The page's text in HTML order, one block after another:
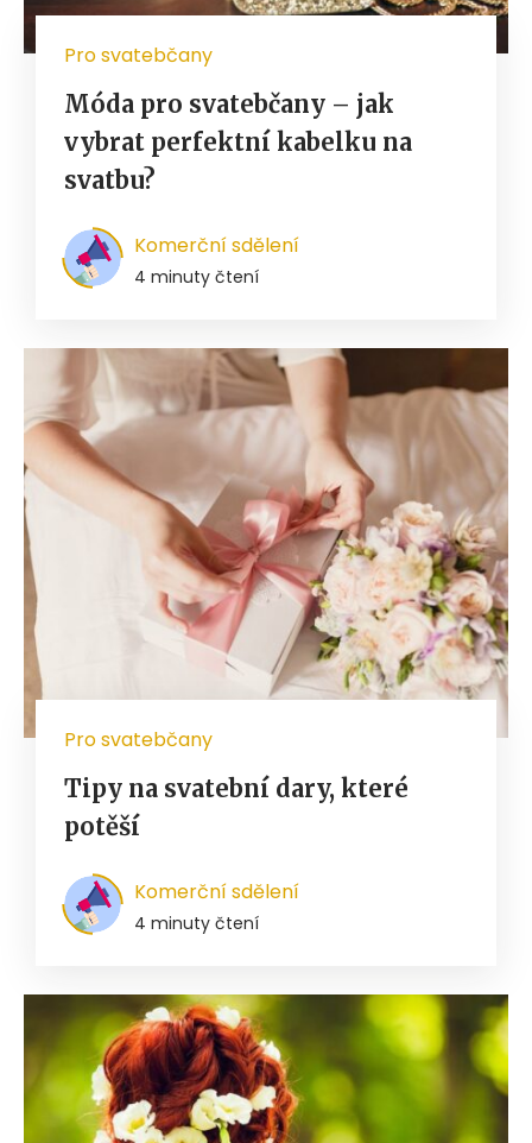
Pro svatebčany
Móda pro svatebčany – jak
vybrat perfektní kabelku na
svatbu?
Komerční sdělení
4 minuty čtení
Pro svatebčany
Tipy na svatební dary, které
potěší
Komerční sdělení
4 minuty čtení